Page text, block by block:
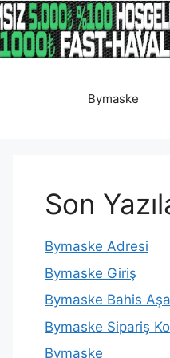
Bymaske
Son
Bymaske Adresi
Bymaske Giriş
Bymaske Bahis
Bymaske Sipariş
Bymaske